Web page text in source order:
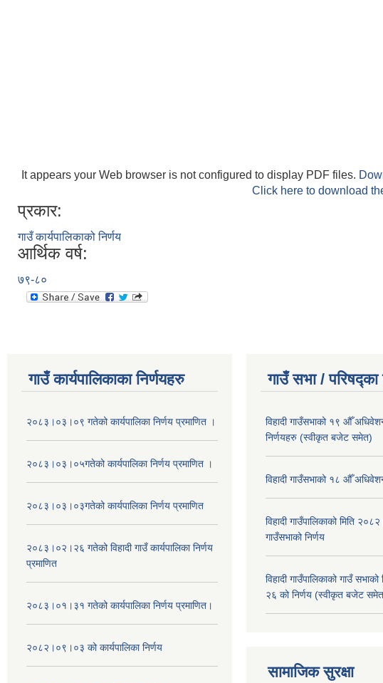
It appears your Web browser is not configured to display PDF files.
Click here to download
प्रकार:
गाउँ कार्यपालिकाको निर्णय
आर्थिक वर्ष:
७९-८०
गाउँ कार्यपालिकाका निर्णयहरु
२०८३।०३।०९ गतेको कार्यपालिका निर्णय प्रमाणित ।
२०८३।०३।०५गतेको कार्यपालिका निर्णय प्रमाणित ।
२०८३।०३।०३गतेको कार्यपालिका निर्णय प्रमाणित
२०८३।०२।२६ गतेको विहादी गाउँ कार्यपालिका निर्णय
प्रमाणित
२०८३।०१।३१ गतेको कार्यपालिका निर्णय प्रमाणित।
२०८२।०९।०३ को कार्यपालिका निर्णय
गाउँ सभा / परिषद्का
विहादी गाउँसभाको १९ औँ
निर्णयहरु (स्वीकृत बजेट समेत)
विहादी गाउँसभाको १८ औँ
विहादी गाउँपालिकाको मिति
गाउँसभाको निर्णय
विहादी गाउँपालिकाको गाउँ
२६ को निर्णय (स्वीकृत बजेट
सामाजिक सुरक्षा